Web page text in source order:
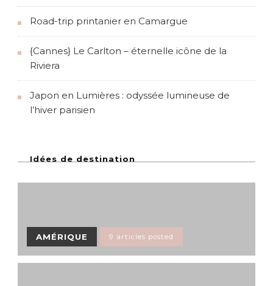
Road-trip printanier en Camargue
{Cannes} Le Carlton – éternelle icône de la
Riviera
Japon en Lumières : odyssée lumineuse de
l’hiver parisien
Idées de destination
AMÉRIQUE 9 articles posted